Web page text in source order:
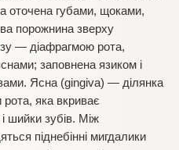
оточена губами, щоками,
порожнина зверху
— діафрагмою рота,
заповнена язиком і
Ясна (gingiva) — ділянка
яка вкриває
шийки зубів. Між
піднебінні мигдалики